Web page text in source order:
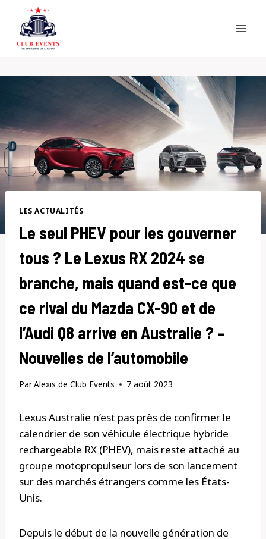
content
LES ACTUALITÉS
Le seul PHEV pour les gouverner
tous ? Le Lexus RX 2024 se
branche, mais quand est-ce que
ce rival du Mazda CX-90 et de
l’Audi Q8 arrive en Australie ? –
Nouvelles de l’automobile
ParAlexis de Club Events 7 août 2023
Lexus Australie n’est pas près de confirmer le
calendrier de son véhicule électrique hybride
rechargeable RX (PHEV), mais reste attaché au
groupe motopropulseur lors de son lancement
sur des marchés étrangers comme les États-
Unis.
Depuis le début de la nouvelle génération de